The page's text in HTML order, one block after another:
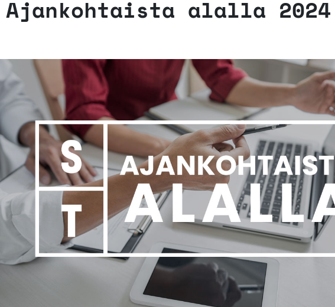
Ajankohtaista alalla 2024